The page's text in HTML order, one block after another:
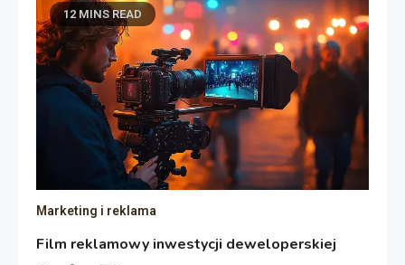
12 MINS READ
Marketing i reklama
Film reklamowy inwestycji deweloperskiej